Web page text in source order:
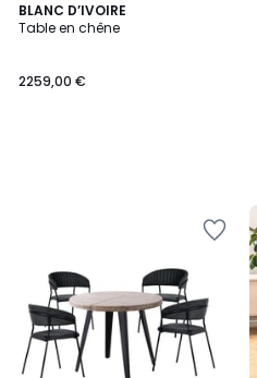
BLANC D’IVOIRE
Table en chêne
2259,00 €